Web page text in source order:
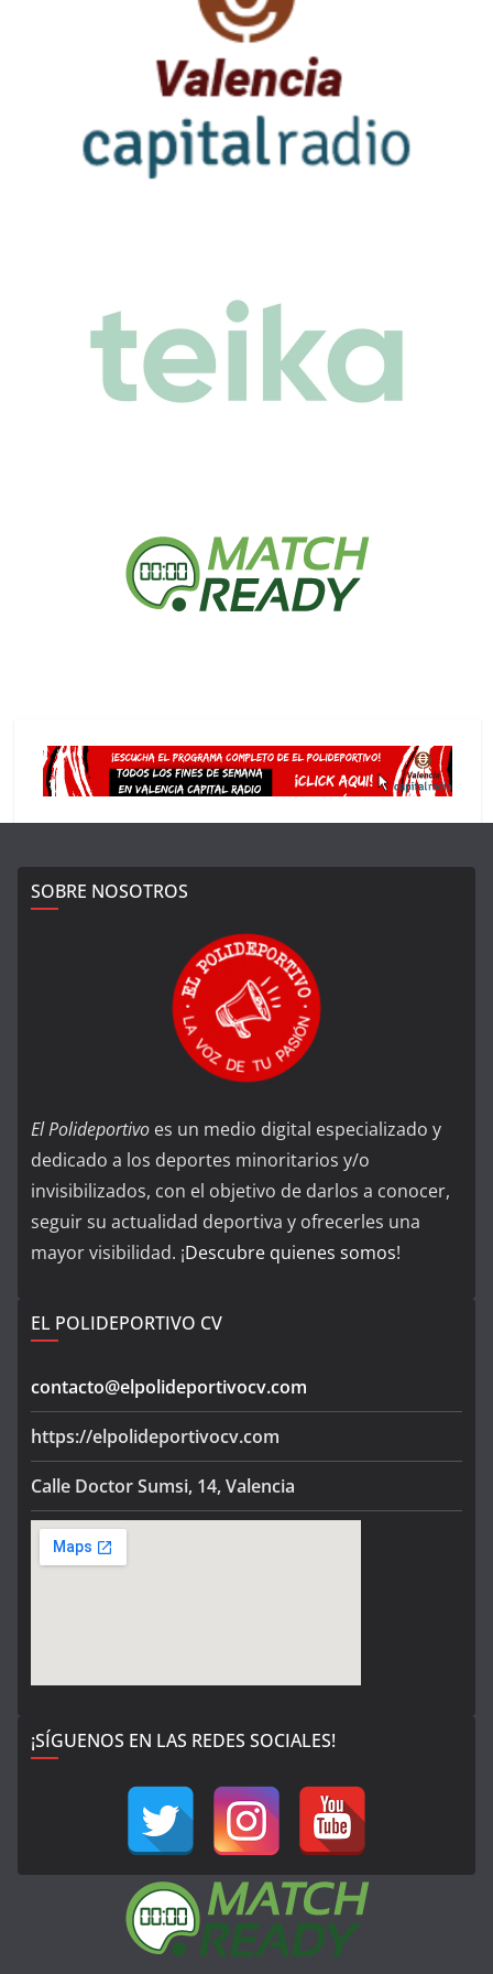
SOBRE NOSOTROS
El Polideportivo es un medio digital especializado y
dedicado a los deportes minoritarios y/o
invisibilizados, con el objetivo de darlos a conocer,
seguir su actualidad deportiva y ofrecerles una
mayor visibilidad. ¡Descubre quienes somos!
EL POLIDEPORTIVO CV
contacto@elpolideportivocv.com
https://elpolideportivocv.com
Calle Doctor Sumsi, 14, Valencia
¡SÍGUENOS EN LAS REDES SOCIALES!